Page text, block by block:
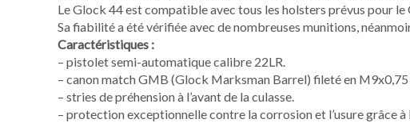
Le Glock 44 est compatible avec tous les holsters prévus pour le
Sa fiabilité a été vérifiée avec de nombreuses munitions,
Caractéristiques :
– pistolet semi-automatique calibre 22LR.
– canon match GMB (Glock Marksman Barrel) fileté en
– stries de préhension à l’avant de la culasse.
– protection exceptionnelle contre la corrosion et l’usure grâce à